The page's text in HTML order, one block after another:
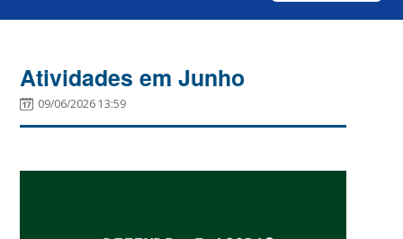
Atividades em Junho
09/06/2026 13:59